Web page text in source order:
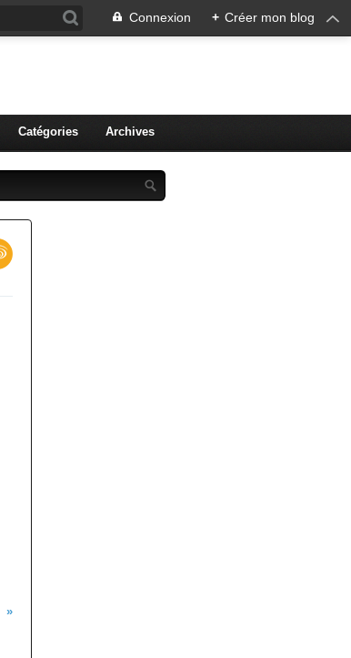
Connexion + Créer mon blog
Catégories Archives